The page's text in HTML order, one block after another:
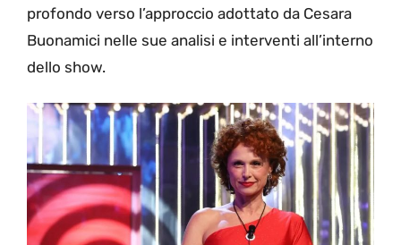
profondo verso l’approccio adottato da Cesara
Buonamici nelle sue analisi e interventi all’interno
dello show.